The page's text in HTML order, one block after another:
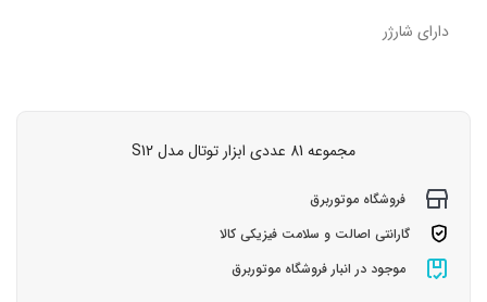
دارای شارژر
مجموعه 81 عددی ابزار توتال مدل S12
فروشگاه موتوربرق
گارانتی اصالت و سلامت فیزیکی کالا
موجود در انبار فروشگاه موتوربرق